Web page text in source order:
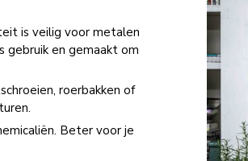
is veilig voor metalen
gebruik en gemaakt om
roerbakken of
Beter voor je